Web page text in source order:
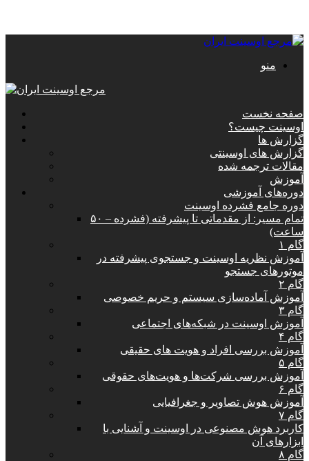
منو
صفحه نخست
اوسینت چیست؟
گزارش ها
گزارش های اوسینتی
مقالات ترجمه شده
آموزش
دوره‌های آموزشی
دوره جامع فشرده اوسینت
تمام مسیر: از مقدماتی تا پیشرفته (فشرده – ۵۰
ساعت)
گام ۱
آموزش نظریه اوسینت و جستجوی پیشرفته در
موتورهای جستجو
گام ۲
آموزش آماده‌سازی سیستم و حریم خصوصی
گام ۳
آموزش اوسینت در شبکه‌های اجتماعی
گام ۴
آموزش بررسی افراد و هویت های حقیقی
گام ۵
آموزش بررسی شرکت‌ها و هویت‌های حقوقی
گام ۶
آموزش هوش تصاویر و جغرافیایی
گام ۷
کاربرد هوش مصنوعی در اوسینت و آشنایی با
ابزارهای آن
گام ۸